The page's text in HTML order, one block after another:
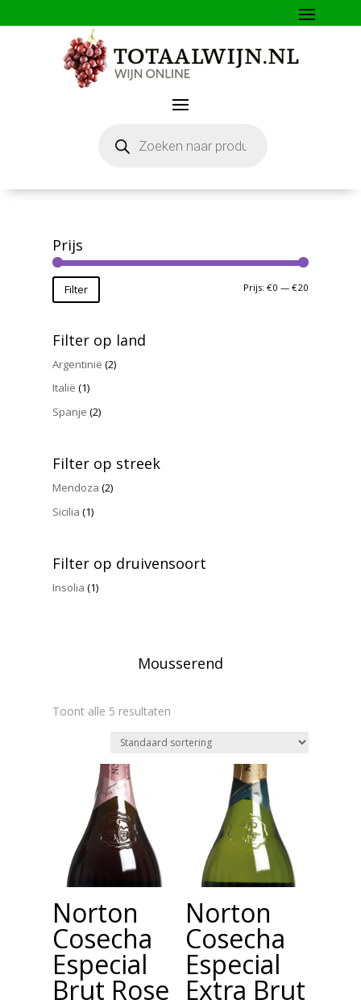
zoeken
Prijs
Filter Prijs:€0 —€20
Filter op land
Argentinië (2)
Italië (1)
Spanje (2)
Filter op streek
Mendoza (2)
Sicilia (1)
Filter op druivensoort
Insolia (1)
Mousserend
Toont alle 5 resultaten
Norton
Cosecha
Especial
Brut Rose
Norton
Cosecha
Especial
Extra Brut